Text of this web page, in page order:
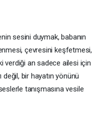
sesini duymak, babanın
çevresini keşfetmesi,
verdiği an sadece ailesi için
bir hayatın yönünü
tanışmasına vesile